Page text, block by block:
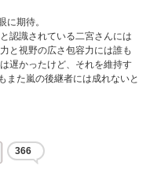
に期待。
認識されている二宮さんには
と視野の広さ包容力には誰も
遅かったけど、それを維持す
また嵐の後継者には成れないと
366